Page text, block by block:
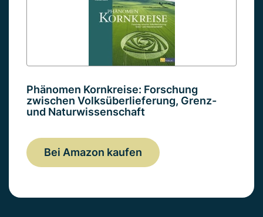
Phänomen Kornkreise: Forschung
zwischen Volksüberlieferung, Grenz-
und Naturwissenschaft
Bei Amazon kaufen